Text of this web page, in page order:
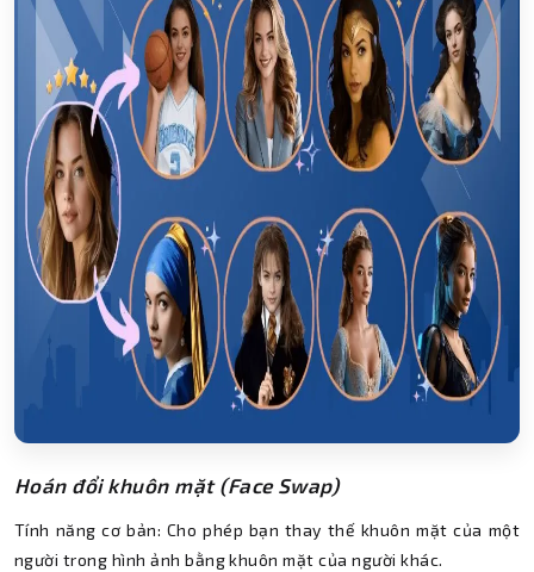
Hoán đổi khuôn mặt (Face Swap)
Tính năng cơ bản: Cho phép bạn thay thế khuôn mặt của một
người trong hình ảnh bằng khuôn mặt của người khác.